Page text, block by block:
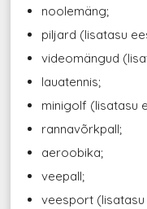
noolemäng;
piljard (lisatasu
videomängud
lauatennis;
minigolf (lisatasu
rannavõrkpall;
aeroobika;
veepall;
veesport